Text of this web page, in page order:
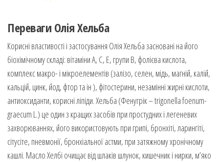
Переваги Олія Хельба
Корисні властивості і застосування Олія Хельба засновані на його
біохімічному складі: вітаміни А, С, Е, групи В, фолієва кислота,
комплекс макро- і мікроелементів (залізо, селен, мідь, магній, калій,
кальцій, цинк, йод, фтор та ін ), фітостерини, незамінні жирні кислоти,
антиоксиданти, корисні ліпіди. Хельба (Фенугрік – trigonella foenum-
graecum L.) це один з кращих засобів при простудних і легеневих
захворюваннях, його використовують при грипі, бронхіті, ларингіті,
сітусіте, пневмонії, бронхіальної астми, при затяжному хронічному
кашлі. Масло Хелбі очищає від шлаків шлунок, кишечник і нирки, м’яко